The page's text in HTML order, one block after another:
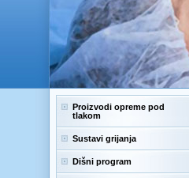
Proizvodi opreme pod
tlakom
Sustavi grijanja
Dišni program